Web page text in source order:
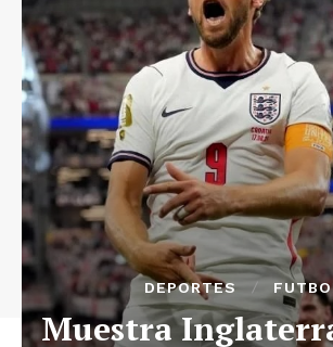
DEPORTES
Muestra